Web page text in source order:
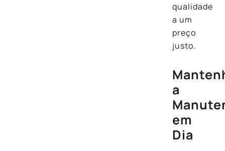
qualidade
a um
preço
justo.
a
em
Dia